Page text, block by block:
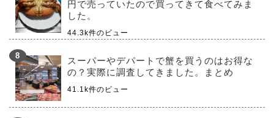
円で売っていたので買ってきて食べてみま
した。
44.3k件のビュー
スーパーやデパートで蟹を買うのはお得な
の？実際に調査してきました。まとめ
41.1k件のビュー